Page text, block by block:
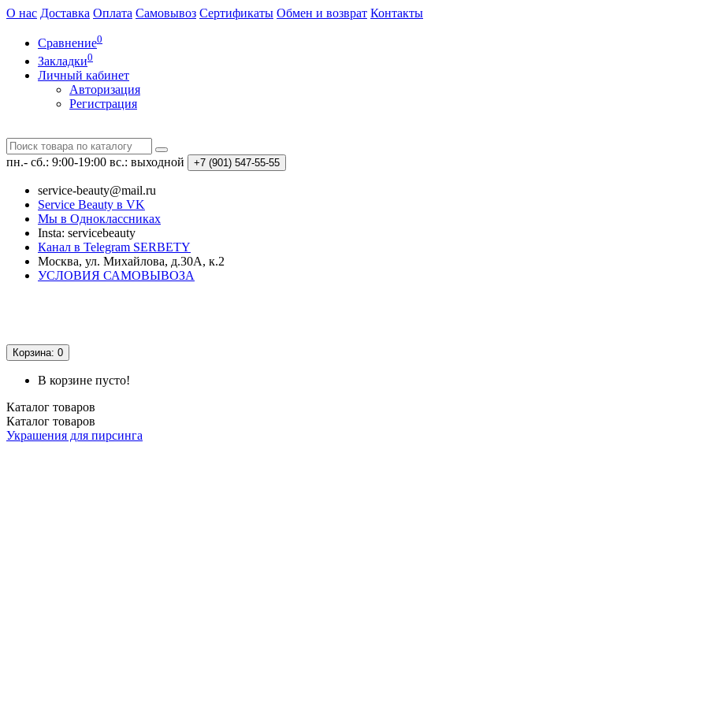
О нас Доставка Оплата Самовывоз Сертификаты Обмен и возврат Контакты
Сравнение0
Закладки0
Личный кабинет
Авторизация
Регистрация
пн.- сб.: 9:00-19:00 вс.: выходной +7 (901) 547-55-55
service-beauty@mail.ru
Service Beauty в VK
Мы в Одноклассниках
Insta: servicebeauty
Канал в Telegram SERBETY
Москва, ул. Михайлова, д.30А, к.2
УСЛОВИЯ САМОВЫВОЗА
Корзина: 0
В корзине пусто!
Каталог товаров
Каталог товаров
Украшения для пирсинга